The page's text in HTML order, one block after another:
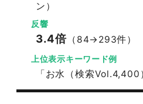
ン）
反響
3.4倍 （84→293件）
上位表示キーワード例
「お水（検索Vol.4,400